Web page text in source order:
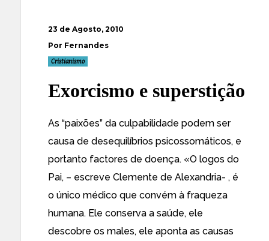
23 de Agosto, 2010
Por Fernandes
Cristianismo
Exorcismo e superstição
As “paixões” da culpabilidade podem ser
causa de desequilíbrios psicossomáticos, e
portanto factores de doença. «O logos do
Pai, – escreve Clemente de Alexandria- , é
o único médico que convém à fraqueza
humana. Ele conserva a saúde, ele
descobre os males, ele aponta as causas